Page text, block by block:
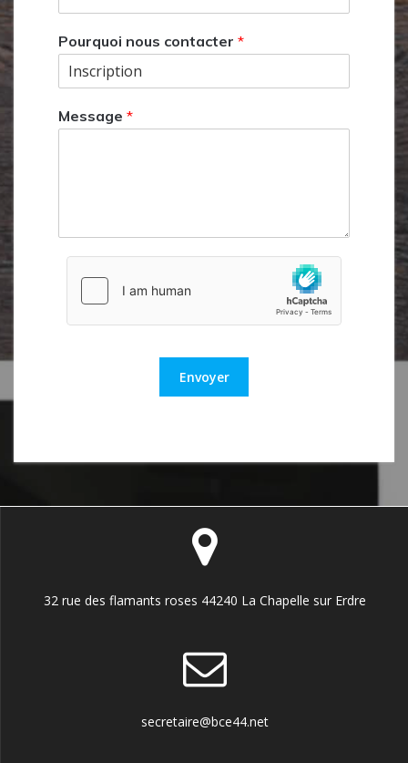
Pourquoi nous contacter *
Message *
Envoyer
32 rue des flamants roses 44240 La Chapelle sur Erdre
secretaire@bce44.net